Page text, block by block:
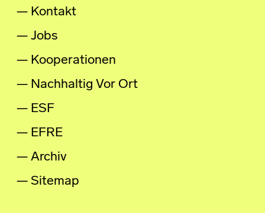
Kontakt
Jobs
Kooperationen
Nachhaltig Vor Ort
ESF
EFRE
Archiv
Sitemap